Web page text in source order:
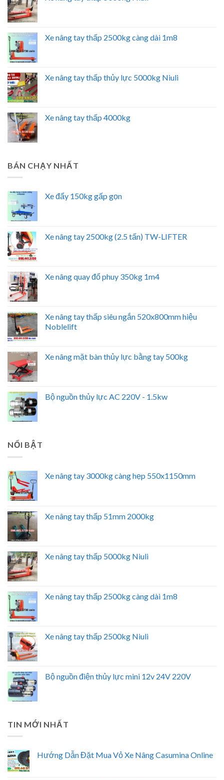
Xe nâng tay thấp 2500kg càng dài 1m8
Xe nâng tay thấp thủy lực 5000kg Niuli
Xe nâng tay thấp 4000kg
BÁN CHẠY NHẤT
Xe đẩy 150kg gấp gọn
Xe nâng tay 2500kg (2.5 tấn) TW-LIFTER
Xe nâng quay đổ phuy 350kg 1m4
Xe nâng tay thấp siêu ngắn 520x800mm hiệu
Noblelift
Xe nâng mặt bàn thủy lực bằng tay 500kg
Bộ nguồn thủy lực AC 220V - 1.5kw
NỔI BẬT
Xe nâng tay 3000kg càng hẹp 550x1150mm
Xe nâng tay thấp 51mm 2000kg
Xe nâng tay thấp 5000kg Niuli
Xe nâng tay thấp 2500kg càng dài 1m8
Xe nâng tay thấp 2500kg Niuli
Bộ nguồn điện thủy lực mini 12v 24V 220V
TIN MỚI NHẤT
Hướng Dẫn Đặt Mua Vỏ Xe Nâng Casumina Online